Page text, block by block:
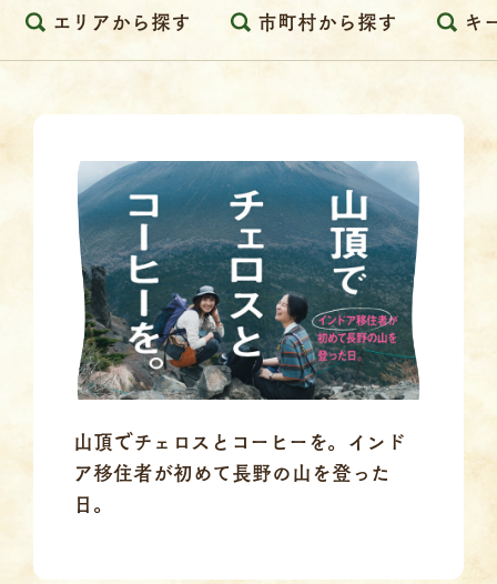
エリアから探す 市町村から探す キ
山頂でチェロスとコーヒーを。インド
ア移住者が初めて長野の山を登った
日。